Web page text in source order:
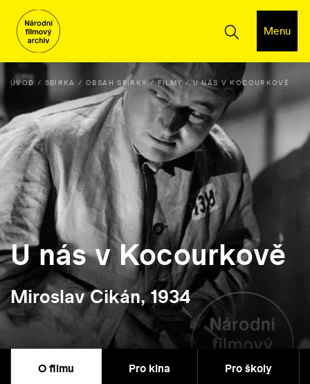
Menu
ÚVOD SBÍRKA OBSAH SBÍRKY FILMY U NÁS V KOCOURKOVĚ
U nás v Kocourkově
Miroslav Cikán, 1934
O filmu Pro kina Pro školy